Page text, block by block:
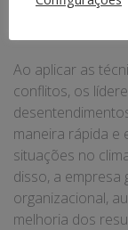
na
Ao aplicar as
conflitos, os
maneira rápida e
situações no
disso, a empresa
organizacional,
melhoria dos